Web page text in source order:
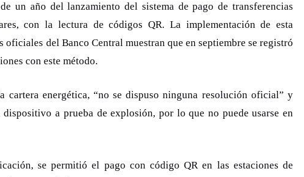
un año del lanzamiento del sistema de pago de transferencias
con la lectura de códigos QR. La implementación de esta
del Banco Central muestran que en septiembre se registró
con este método.
cartera energética, “no se dispuso ninguna resolución oficial” y
a prueba de explosión, por lo que no puede usarse en
se permitió el pago con código QR en las estaciones de